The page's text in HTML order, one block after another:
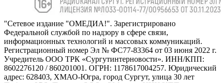
"Сетевое издание "ОМЕДИА!". Зарегистрировано
Федеральной службой по надзору в сфере связи,
информационных технологий и массовых коммуникаций.
Регистрационный номер Эл № ФС77-83364 от 03 июня 2022 г.
Учредитель ООО ТРК «Сургутинтерновости». ИНН/КПП:
8602276120 / 860201001. ОГРН: 1178617004257. Юридический
адрес: 628403, ХМАО-Югра, город Сургут, улица 30 лет